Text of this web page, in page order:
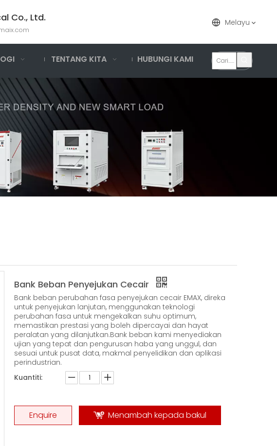
Co., Ltd. Melayu
TENTANG KITA HUBUNGI KAMI
Bank Beban Penyejukan Cecair
Bank beban perubahan fasa penyejukan cecair EMAX, direka
untuk penyejukan lanjutan, menggunakan teknologi
perubahan fasa untuk mengekalkan suhu optimum,
memastikan prestasi yang boleh dipercayai dan hayat
peralatan yang dilanjutkan.Bank beban kami menyediakan
ujian yang tepat dan pengurusan haba yang unggul, dan
sesuai untuk pusat data, makmal penyelidikan dan aplikasi
perindustrian.
Kuantiti:
Enquire Menambah kepada bakul